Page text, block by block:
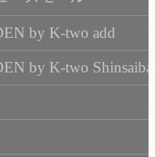
by K-two add
by K-two